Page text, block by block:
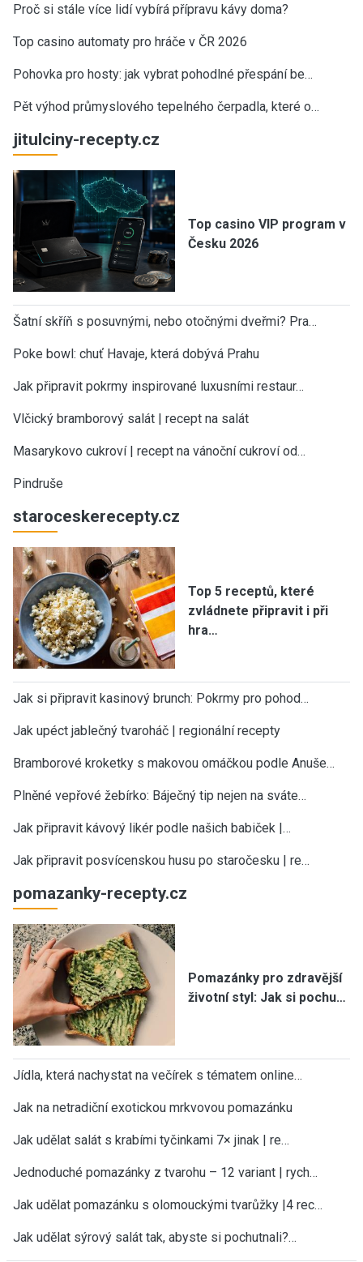
Proč si stále více lidí vybírá přípravu kávy doma?
Top casino automaty pro hráče v ČR 2026
Pohovka pro hosty: jak vybrat pohodlné přespání be…
Pět výhod průmyslového tepelného čerpadla, které o…
jitulciny-recepty.cz
Top casino VIP program v
Česku 2026
Šatní skříň s posuvnými, nebo otočnými dveřmi? Pra…
Poke bowl: chuť Havaje, která dobývá Prahu
Jak připravit pokrmy inspirované luxusními restaur…
Vlčický bramborový salát | recept na salát
Masarykovo cukroví | recept na vánoční cukroví od…
Pindruše
staroceskerecepty.cz
Top 5 receptů, které
zvládnete připravit i při
hra…
Jak si připravit kasinový brunch: Pokrmy pro pohod…
Jak upéct jablečný tvaroháč | regionální recepty
Bramborové kroketky s makovou omáčkou podle Anuše…
Plněné vepřové žebírko: Báječný tip nejen na sváte…
Jak připravit kávový likér podle našich babiček |…
Jak připravit posvícenskou husu po staročesku | re…
pomazanky-recepty.cz
Pomazánky pro zdravější
životní styl: Jak si pochu…
Jídla, která nachystat na večírek s tématem online…
Jak na netradiční exotickou mrkvovou pomazánku
Jak udělat salát s krabími tyčinkami 7× jinak | re…
Jednoduché pomazánky z tvarohu – 12 variant | rych…
Jak udělat pomazánku s olomouckými tvarůžky |4 rec…
Jak udělat sýrový salát tak, abyste si pochutnali?…